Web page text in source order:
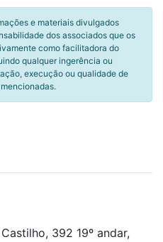
e materiais divulgados
dos associados que os
como facilitadora do
qualquer ingerência ou
execução ou qualidade de
392 19º andar,